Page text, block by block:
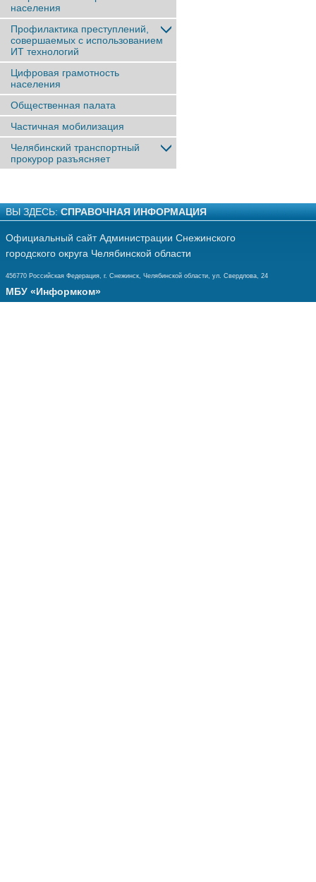
населения
Профилактика преступлений,
совершаемых с использованием
ИТ технологий
Цифровая грамотность
населения
Общественная палата
Частичная мобилизация
Челябинский транспортный
прокурор разъясняет
ВЫ ЗДЕСЬ: СПРАВОЧНАЯ ИНФОРМАЦИЯ
Официальный сайт Администрации Снежинского
городского округа Челябинской области
456770 Российская Федерация, г. Снежинск, Челябинской области, ул. Свердлова, 24
МБУ «Информком»